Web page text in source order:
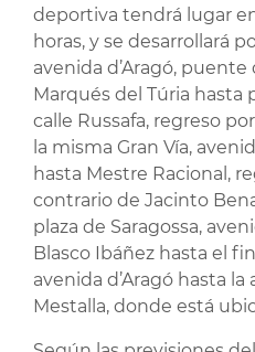
deportiva tendrá lugar
horas, y se desarrollará
avenida d’Aragó, puente
Marqués del Túria hasta
calle Russafa, regreso
la misma Gran Vía,
hasta Mestre Racional,
contrario de Jacinto
plaza de Saragossa,
Blasco Ibáñez hasta el
avenida d’Aragó hasta
Mestalla, donde está